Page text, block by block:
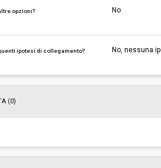
opzioni? No
ipotesi di collegamento? No, nessuna
(0)